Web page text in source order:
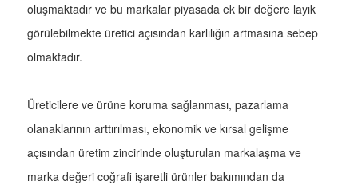
oluşmaktadır ve bu markalar piyasada ek bir değere layık
görülebilmekte üretici açısından karlılığın artmasına sebep
olmaktadır.
Üreticilere ve ürüne koruma sağlanması, pazarlama
olanaklarının arttırılması, ekonomik ve kırsal gelişme
açısından üretim zincirinde oluşturulan markalaşma ve
marka değeri coğrafi işaretli ürünler bakımından da